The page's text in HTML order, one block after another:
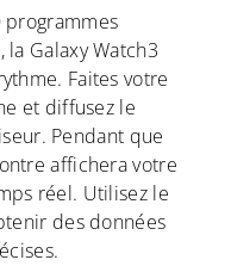
Galaxy Watch3
Faites votre
et diffusez le
Pendant que
affichera votre
réel. Utilisez le
des données